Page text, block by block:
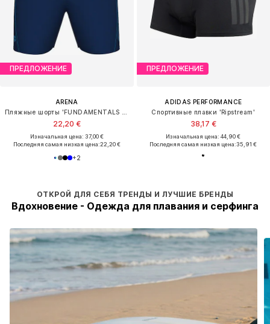
ПРЕДЛОЖЕНИЕ
ARENA
22,20 €
Изначальная цена: 37,00 €
Последняя самая низкая цена:22,20 €
+2
ПРЕДЛОЖЕНИЕ
ADIDAS PERFORMANCE
Спортивные плавки 'Ripstream'
38,17 €
Изначальная цена: 44,90 €
Последняя самая низкая цена:35,91 €
ОТКРОЙ ДЛЯ СЕБЯ ТРЕНДЫ И ЛУЧШИЕ БРЕНДЫ
Вдохновение - Одежда для плавания и серфинга